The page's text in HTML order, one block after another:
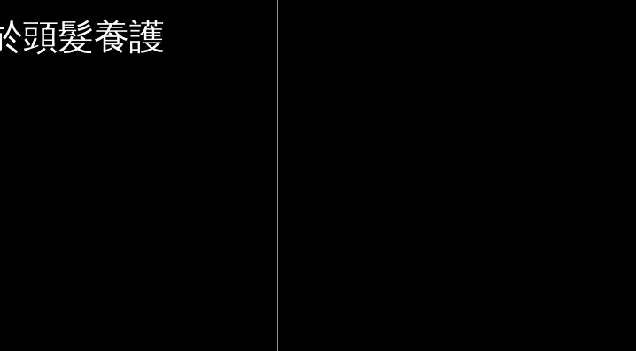
頭髮養護